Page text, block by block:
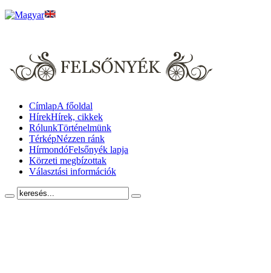
CímlapA főoldal
HírekHírek, cikkek
RólunkTörténelmünk
TérképNézzen ránk
HírmondóFelsőnyék lapja
Körzeti megbízottak
Választási információk